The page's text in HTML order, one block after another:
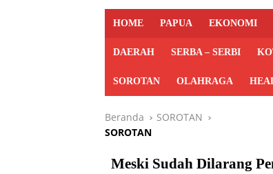
HOME PAPUA EKONOMI
DAERAH SERBA – SERBI
SOROTAN OLAHRAGA
Beranda
SOROTAN
SOROTAN
Meski Sudah Dilarang